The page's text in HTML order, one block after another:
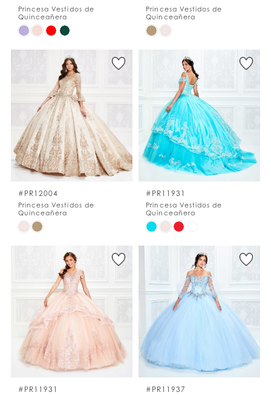
Princesa Vestidos de
Quinceañera
Skip
#6bea259659
Princesa Vestidos de
Quinceañera
Skip
#214e60bf55
end
#PR12004
Princesa Vestidos de
Quinceañera
Skip
#e97fc337b1
#PR11931
Princesa Vestidos de
Quinceañera
Skip
#435f25f2c1
to
end
#PR11931 #PR11937